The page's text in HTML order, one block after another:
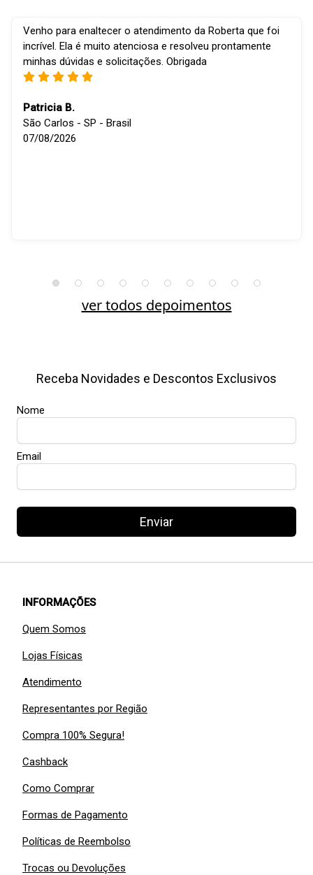
Venho para enaltecer o atendimento da Roberta que foi
incrível. Ela é muito atenciosa e resolveu prontamente
minhas dúvidas e solicitações. Obrigada
Patricia B.
São Carlos - SP - Brasil
07/08/2026
ver todos depoimentos
Receba Novidades e Descontos Exclusivos
Nome
Email
Enviar
INFORMAÇÕES
Quem Somos
Lojas Físicas
Atendimento
Representantes por Região
Compra 100% Segura!
Cashback
Como Comprar
Formas de Pagamento
Políticas de Reembolso
Trocas ou Devoluções